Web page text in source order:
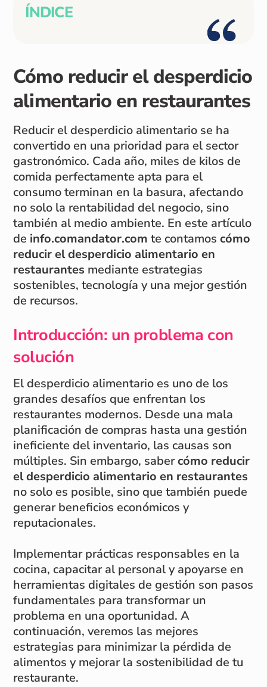
ÍNDICE
Cómo reducir el desperdicio
alimentario en restaurantes
Reducir el desperdicio alimentario se ha
convertido en una prioridad para el sector
gastronómico. Cada año, miles de kilos de
comida perfectamente apta para el
consumo terminan en la basura, afectando
no solo la rentabilidad del negocio, sino
también al medio ambiente. En este artículo
de info.comandator.com te contamoscómo
reducir el desperdicio alimentario en
restaurantes mediante estrategias
sostenibles, tecnología y una mejor gestión
de recursos.
Introducción: un problema con
solución
El desperdicio alimentario es uno de los
grandes desafíos que enfrentan los
restaurantes modernos. Desde una mala
planificación de compras hasta una gestión
ineficiente del inventario, las causas son
múltiples. Sin embargo, sabercómo reducir
el desperdicio alimentario en restaurantes
no solo es posible, sino que también puede
generar beneficios económicos y
reputacionales.
Implementar prácticas responsables en la
cocina, capacitar al personal y apoyarse en
herramientas digitales de gestión son pasos
fundamentales para transformar un
problema en una oportunidad. A
continuación, veremos las mejores
estrategias para minimizar la pérdida de
alimentos y mejorar la sostenibilidad de tu
restaurante.